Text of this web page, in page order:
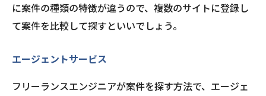
に案件の種類の特徴が違うので、複数のサイトに登録し
て案件を比較して探すといいでしょう。
エージェントサービス
フリーランスエンジニアが案件を探す方法で、エージェ